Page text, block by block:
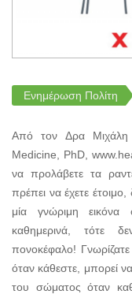
Ενημέρωση Πολίτη
Από τον Δρα Μιχάλη
Medicine, PhD,
να προλάβετε τα
πρέπει να έχετε
μία γνώριμη
καθημερινά, τότε
πονοκέφαλο!
όταν κάθεστε, μπορεί
του σώματος όταν